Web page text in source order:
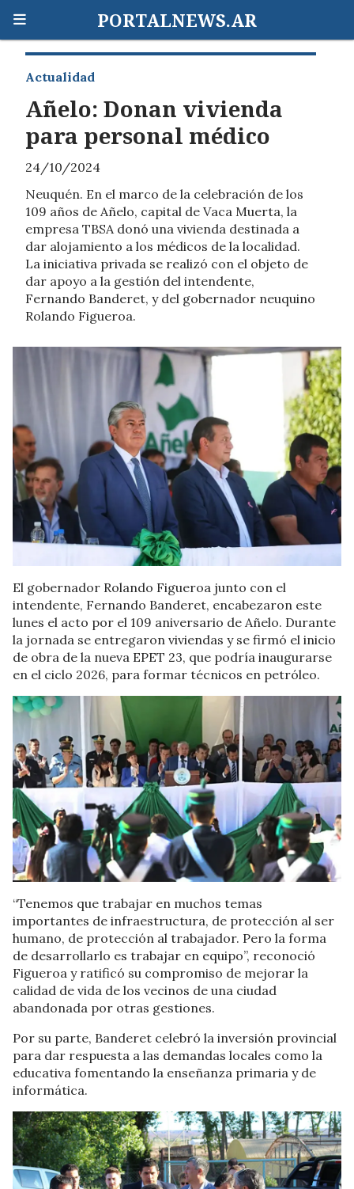
PORTALNEWS.AR
Añelo: Donan vivienda
para personal médico
Neuquén. En el marco de la celebración de los
109 años de Añelo, capital de Vaca Muerta, la
empresa TBSA donó una vivienda destinada a
dar alojamiento a los médicos de la localidad.
La iniciativa privada se realizó con el objeto de
dar apoyo a la gestión del intendente,
Fernando Banderet, y del gobernador neuquino
Rolando Figueroa.
Actualidad
24/10/2024
El gobernador Rolando Figueroa junto con el
intendente, Fernando Banderet, encabezaron este
lunes el acto por el 109 aniversario de Añelo. Durante
la jornada se entregaron viviendas y se firmó el inicio
de obra de la nueva EPET 23, que podría inaugurarse
en el ciclo 2026, para formar técnicos en petróleo.
“Tenemos que trabajar en muchos temas
importantes de infraestructura, de protección al ser
humano, de protección al trabajador. Pero la forma
de desarrollarlo es trabajar en equipo”, reconoció
Figueroa y ratificó su compromiso de mejorar la
calidad de vida de los vecinos de una ciudad
abandonada por otras gestiones.
Por su parte, Banderet celebró la inversión provincial
para dar respuesta a las demandas locales como la
educativa fomentando la enseñanza primaria y de
informática.